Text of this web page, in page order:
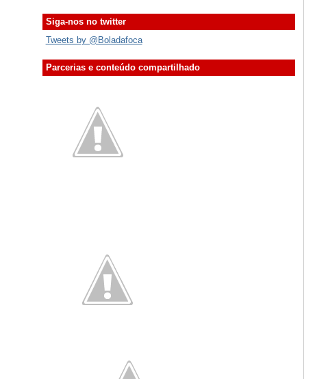
Siga-nos no twitter
Tweets by @Boladafoca
Parcerias e conteúdo compartilhado